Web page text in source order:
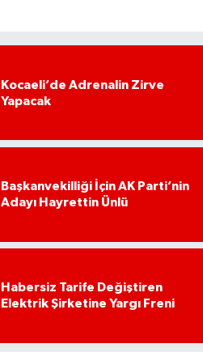
Kocaeli’de Adrenalin Zirve
Yapacak
Başkanvekilliği İçin AK Parti’nin
Adayı Hayrettin Ünlü
Habersiz Tarife Değiştiren
Elektrik Şirketine Yargı Freni